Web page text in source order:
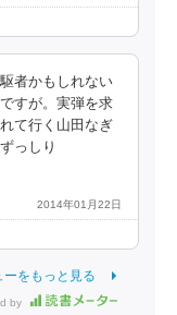
者かもしれない
すが。実弾を求
て行く山田なぎ
っしり
2014年01月22日
ーをもっと見る
by